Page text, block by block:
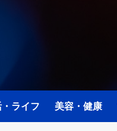
ライフ 美容・健康